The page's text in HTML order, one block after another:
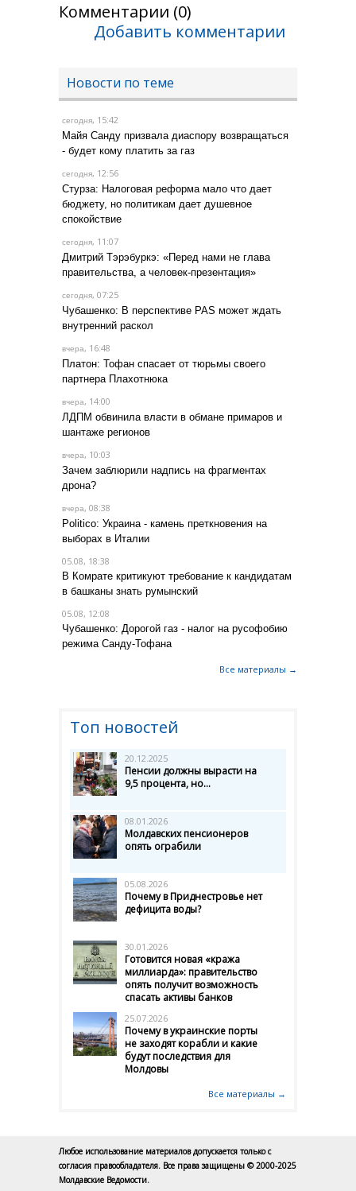
Комментарии (0)
Добавить комментарии
Новости по теме
сегодня, 15:42
Майя Санду призвала диаспору возвращаться
- будет кому платить за газ
сегодня, 12:56
Стурза: Налоговая реформа мало что дает
бюджету, но политикам дает душевное
спокойствие
сегодня, 11:07
Дмитрий Тэрэбуркэ: «Перед нами не глава
правительства, а человек-презентация»
сегодня, 07:25
Чубашенко: В перспективе PAS может ждать
внутренний раскол
вчера, 16:48
Платон: Тофан спасает от тюрьмы своего
партнера Плахотнюка
вчера, 14:00
ЛДПМ обвинила власти в обмане примаров и
шантаже регионов
вчера, 10:03
Зачем заблюрили надпись на фрагментах
дрона?
вчера, 08:38
Politico: Украина - камень преткновения на
выборах в Италии
05.08, 18:38
В Комрате критикуют требование к кандидатам
в башканы знать румынский
05.08, 12:08
Чубашенко: Дорогой газ - налог на русофобию
режима Санду-Тофана
Все материалы →
Топ новостей
20.12.2025
Пенсии должны вырасти на
9,5 процента, но...
08.01.2026
Молдавских пенсионеров
опять ограбили
05.08.2026
Почему в Приднестровье нет
дефицита воды?
30.01.2026
Готовится новая «кража
миллиарда»: правительство
опять получит возможность
спасать активы банков
25.07.2026
Почему в украинские порты
не заходят корабли и какие
будут последствия для
Молдовы
Все материалы →
Любое использование материалов допускается только с
согласия правообладателя. Все права защищены © 2000-2025
Молдавские Ведомости.